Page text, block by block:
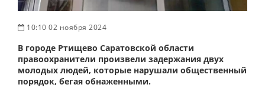
10:10 02 ноября 2024
В городе Ртищево Саратовской области
правоохранители произвели задержания двух
молодых людей, которые нарушали общественный
порядок, бегая обнаженными.